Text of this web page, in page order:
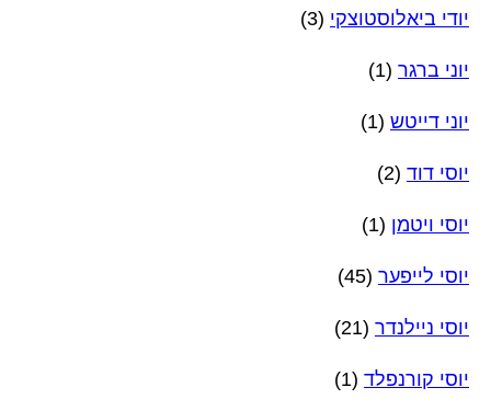
יודי ביאלוסטוצקי (3)
יוני ברגר (1)
יוני דייטש (1)
יוסי דוד (2)
יוסי ויטמן (1)
יוסי לייפער (45)
יוסי ניילנדר (21)
יוסי קורנפלד (1)